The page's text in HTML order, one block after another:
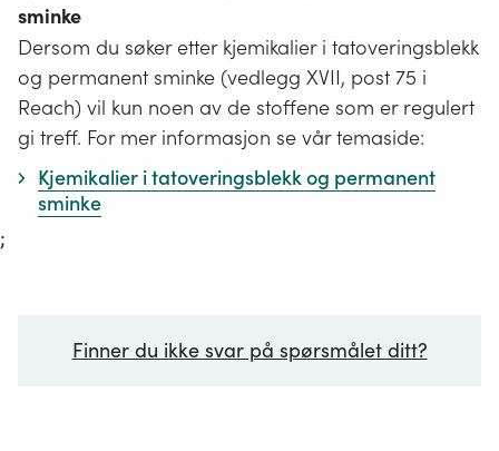
sminke
Dersom du søker etter kjemikalier i tatoveringsblekk
og permanent sminke (vedlegg XVII, post 75 i
Reach) vil kun noen av de stoffene som er regulert
gi treff. For mer informasjon se vår temaside:
Kjemikalier i tatoveringsblekk og permanent
sminke
;
Finner du ikke svar på spørsmålet ditt?